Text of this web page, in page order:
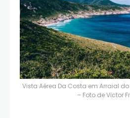
Vista Aérea Da Costa em Arraial
– Foto deVictor